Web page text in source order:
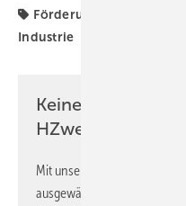
Förderung
Industrie
Keine Zeit? Kein
HZwei-Newsletter!
Mit unserem Newsletter
ausgewählte Informationen